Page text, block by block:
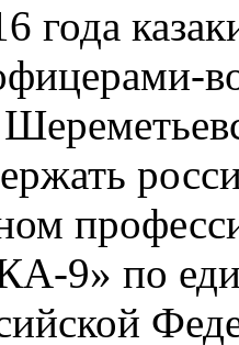
года
9» по